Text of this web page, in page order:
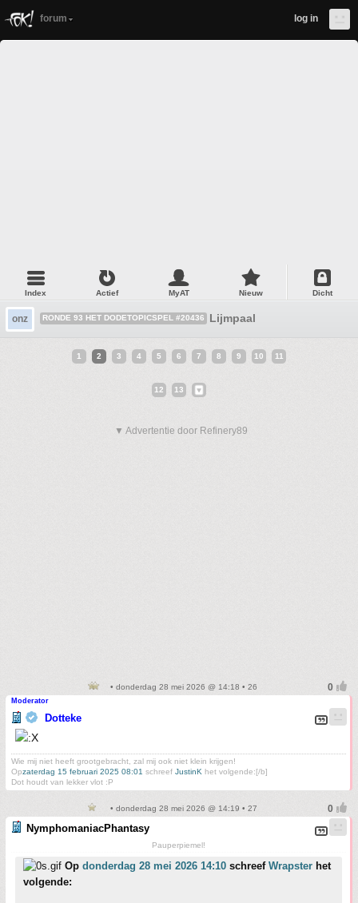
forum log in
Index Actief MyAT Nieuw Dicht
onz RONDE 93 HET DODETOPICSPEL #20436 Lijmpaal
1 2 3 4 5 6 7 8 9 10 11
12 13
▼ Advertentie door Refinery89
• donderdag 28 mei 2026 @ 14:18 • 26
Moderator
Dotteke
Wie mij niet heeft grootgebracht, zal mij ook niet klein krijgen!
Opzaterdag 15 februari 2025 08:01 schreef JustinK het volgende:[/b]
Dot houdt van lekker vlot :P
• donderdag 28 mei 2026 @ 14:19 • 27
NymphomaniacPhantasy
Pauperpiemel!
Op donderdag 28 mei 2026 14:10 schreef Wrapster het
volgende: